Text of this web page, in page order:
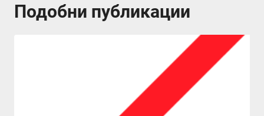
Подобни публикации